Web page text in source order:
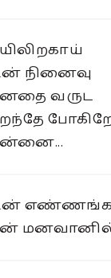
நினைவு
வருட
மனவானில்